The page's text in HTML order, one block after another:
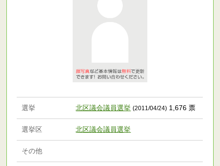
選挙 北区議会議員選挙 (2011/04/24) 1,676 票
選挙区 北区議会議員選挙
その他